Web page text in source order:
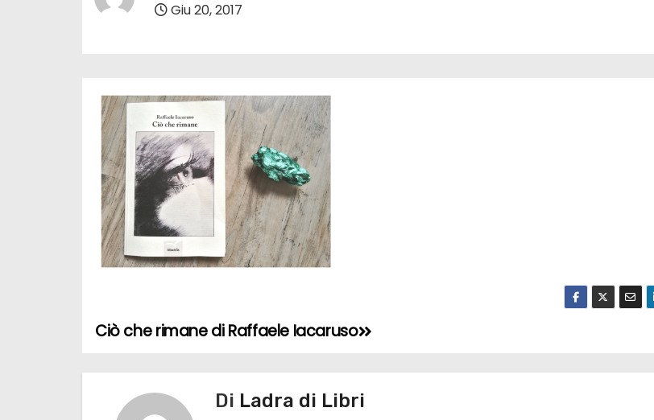
Giu 20, 2017
N
a
Ciò che rimane di Raffaele Iacaruso
Di Ladra di Libri